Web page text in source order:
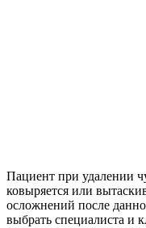
Пациент при удалении
ковыряется или
осложнений после
выбрать специалиста и